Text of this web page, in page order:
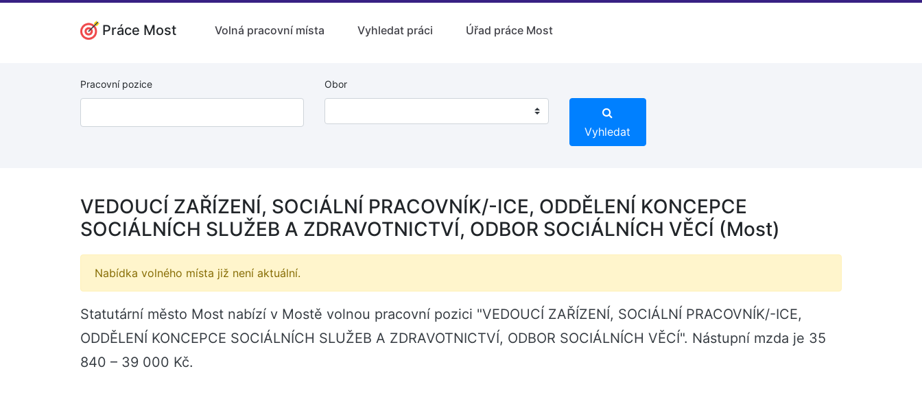
Práce Most Volná pracovní místa Vyhledat práci Úřad práce Most
Pracovní pozice Obor
Vyhledat
VEDOUCÍ ZAŘÍZENÍ, SOCIÁLNÍ PRACOVNÍK/-ICE, ODDĚLENÍ KONCEPCE
SOCIÁLNÍCH SLUŽEB A ZDRAVOTNICTVÍ, ODBOR SOCIÁLNÍCH VĚCÍ (Most)
Nabídka volného místa již není aktuální.
Statutární město Most nabízí v Mostě volnou pracovní pozici "VEDOUCÍ ZAŘÍZENÍ, SOCIÁLNÍ PRACOVNÍK/-ICE,
ODDĚLENÍ KONCEPCE SOCIÁLNÍCH SLUŽEB A ZDRAVOTNICTVÍ, ODBOR SOCIÁLNÍCH VĚCÍ". Nástupní mzda je 35
840 – 39 000 Kč.